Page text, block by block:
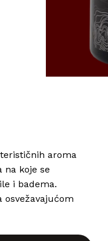
aroma
na koje se
i badema.
osvežavajućom